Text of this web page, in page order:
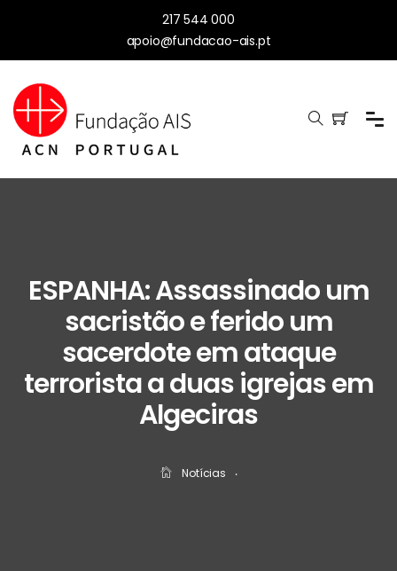
217 544 000
apoio@fundacao-ais.pt
ESPANHA: Assassinado um
sacristão e ferido um
sacerdote em ataque
terrorista a duas igrejas em
Algeciras
Notícias ‧